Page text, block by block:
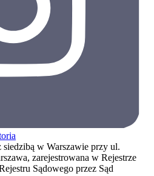
w Warszawie przy ul.
zarejestrowana w Rejestrze
Sądowego przez Sąd